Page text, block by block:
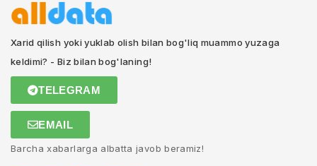
Xarid qilish yoki yuklab olish bilan bog'liq muammo yuzaga
keldimi? - Biz bilan bog'laning!
TELEGRAM
EMAIL
Barcha xabarlarga albatta javob beramiz!